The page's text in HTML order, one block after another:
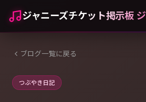
ジャニーズチケット掲示板
ブログ一覧に戻る
つぶやき日記